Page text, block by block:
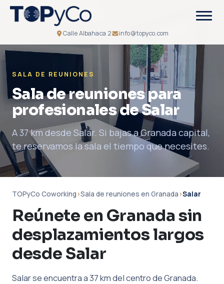
Calle Albahaca 2 info@topyco.com
SALA DE REUNIONES
Sala de reuniones para
profesionales de Salar
A 37 km desde Salar. Si bajas a Granada capital,
te reservamos la sala el tiempo que necesites.
TOPyCo Coworking›Sala de reuniones en Granada›Salar
Reúnete en Granada sin
desplazamientos largos
desde Salar
Salar se encuentra a 37 km del centro de Granada.